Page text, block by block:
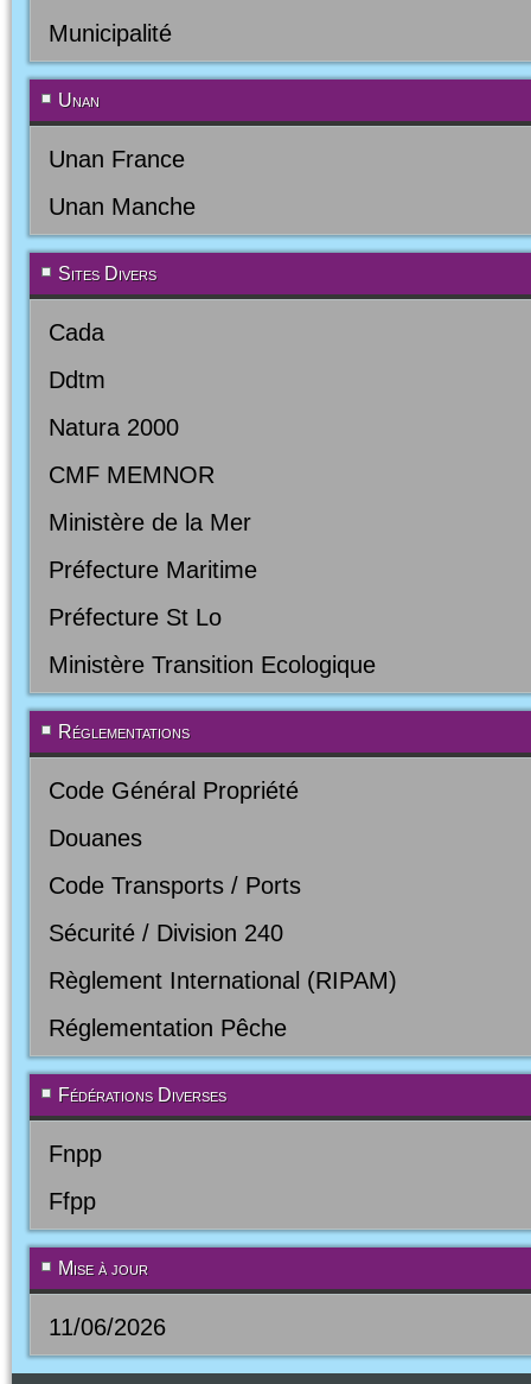
Municipalité
Unan
Unan France
Unan Manche
Sites Divers
Cada
Ddtm
Natura 2000
CMF MEMNOR
Ministère de la Mer
Préfecture Maritime
Préfecture St Lo
Ministère Transition Ecologique
Réglementations
Code Général Propriété
Douanes
Code Transports / Ports
Sécurité / Division 240
Règlement International (RIPAM)
Réglementation Pêche
Fédérations Diverses
Fnpp
Ffpp
Mise à jour
11/06/2026